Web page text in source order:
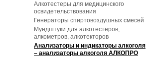
Алкотестеры для медицинского
освидетельствования
Генераторы спиртовоздушных смесей
Мундштуки для алкотестеров,
алкометров, алкотекторов
Анализаторы и индикаторы алкоголя
– анализаторы алкоголя АЛКОПРО